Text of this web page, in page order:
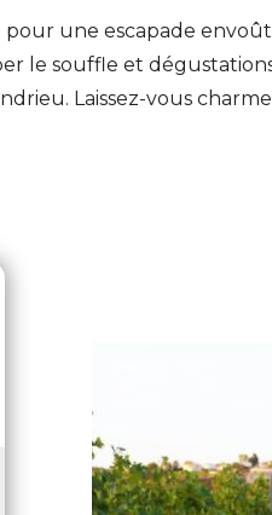
pour une escapade
le souffle et
Laissez-vous